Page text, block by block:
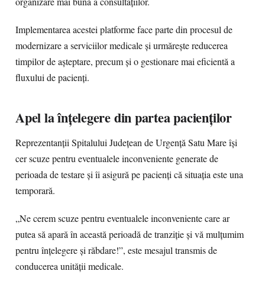
Implementarea acestei platforme face parte din procesul de
modernizare a serviciilor medicale și urmărește reducerea
timpilor de așteptare, precum și o gestionare mai eficientă a
fluxului de pacienți.
Apel la înțelegere din partea pacienților
Reprezentanții Spitalului Județean de Urgență Satu Mare își
cer scuze pentru eventualele inconveniente generate de
perioada de testare și îi asigură pe pacienți că situația este una
temporară.
„Ne cerem scuze pentru eventualele inconveniente care ar
putea să apară în această perioadă de tranziție și vă mulțumim
pentru înțelegere și răbdare!”, este mesajul transmis de
conducerea unității medicale.